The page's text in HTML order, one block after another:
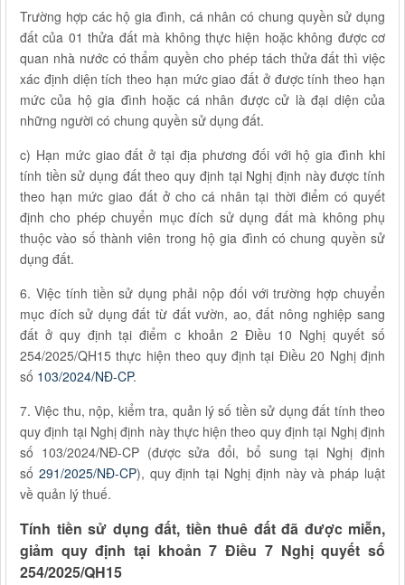
Trường hợp các hộ gia đình, cá nhân có chung quyền sử dụng
đất của 01 thửa đất mà không thực hiện hoặc không được cơ
quan nhà nước có thẩm quyền cho phép tách thửa đất thì việc
xác định diện tích theo hạn mức giao đất ở được tính theo hạn
mức của hộ gia đình hoặc cá nhân được cử là đại diện của
những người có chung quyền sử dụng đất.
c) Hạn mức giao đất ở tại địa phương đối với hộ gia đình khi
tính tiền sử dụng đất theo quy định tại Nghị định này được tính
theo hạn mức giao đất ở cho cá nhân tại thời điểm có quyết
định cho phép chuyển mục đích sử dụng đất mà không phụ
thuộc vào số thành viên trong hộ gia đình có chung quyền sử
dụng đất.
6. Việc tính tiền sử dụng phải nộp đối với trường hợp chuyển
mục đích sử dụng đất từ đất vườn, ao, đất nông nghiệp sang
đất ở quy định tại điểm c khoản 2 Điều 10 Nghị quyết số
254/2025/QH15 thực hiện theo quy định tại Điều 20 Nghị định
số 103/2024/NĐ-CP.
7. Việc thu, nộp, kiểm tra, quản lý số tiền sử dụng đất tính theo
quy định tại Nghị định này thực hiện theo quy định tại Nghị định
số 103/2024/NĐ-CP (được sửa đổi, bổ sung tại Nghị định
số 291/2025/NĐ-CP), quy định tại Nghị định này và pháp luật
về quản lý thuế.
Tính tiền sử dụng đất, tiền thuê đất đã được miễn,
giảm quy định tại khoản 7 Điều 7 Nghị quyết số
254/2025/QH15